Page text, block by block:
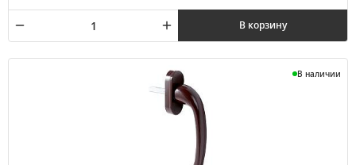
В корзину
В наличии